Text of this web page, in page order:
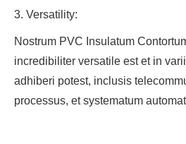
3. Versatility:
Nostrum PVC Insulatum
incredibiliter versatile est et in
adhiberi potest, inclusis
processus, et systematum